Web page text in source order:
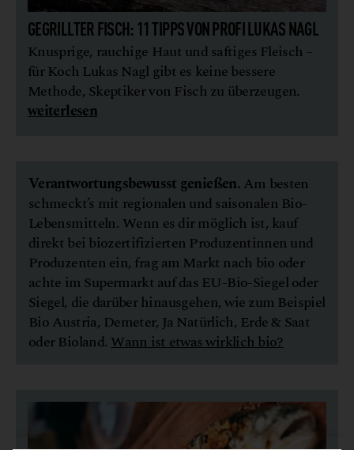
GEGRILLTER FISCH: 11 TIPPS VON PROFI LUKAS NAGL
Knusprige, rauchige Haut und saftiges Fleisch –
für Koch Lukas Nagl gibt es keine bessere
Methode, Skeptiker von Fisch zu überzeugen.
weiterlesen
Verantwortungsbewusst genießen.Am besten
schmeckt’s mit regionalen und saisonalen Bio-
Lebensmitteln. Wenn es dir möglich ist, kauf
direkt bei biozertifizierten Produzentinnen und
Produzenten ein, frag am Markt nach bio oder
achte im Supermarkt auf das EU-Bio-Siegel oder
Siegel, die darüber hinausgehen, wie zum Beispiel
Bio Austria, Demeter, Ja Natürlich, Erde & Saat
oder Bioland.Wann ist etwas wirklich bio?